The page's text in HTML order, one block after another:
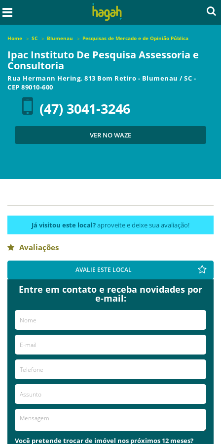
Home SC Blumenau Pesquisas de Mercado e de Opinião Pública
Ipac Instituto De Pesquisa Assessoria e
Consultoria
Rua Hermann Hering, 813 Bom Retiro - Blumenau /SC -
CEP 89010-600
(47) 3041-3246
VER NO WAZE
Já visitou este local?aproveite e deixe sua avaliação!
Avaliações
AVALIE ESTE LOCAL
Entre em contato e receba novidades por
e-mail:
Você pretende trocar de imóvel nos próximos 12 meses?